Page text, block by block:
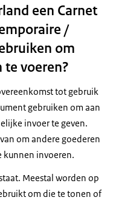
een Carnet
/
om
voeren?
tot gebruik
gebruiken om aan
invoer te geven.
om andere goederen
invoeren.
Meestal worden op
om die te tonen of